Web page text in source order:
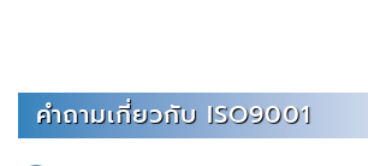
คำถามเกี่ยวกับ ISO9001